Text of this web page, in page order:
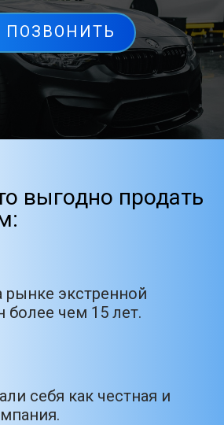
ПОЗВОНИТЬ
выгодно продать
рынке экстренной
более чем 15 лет.
себя как честная и